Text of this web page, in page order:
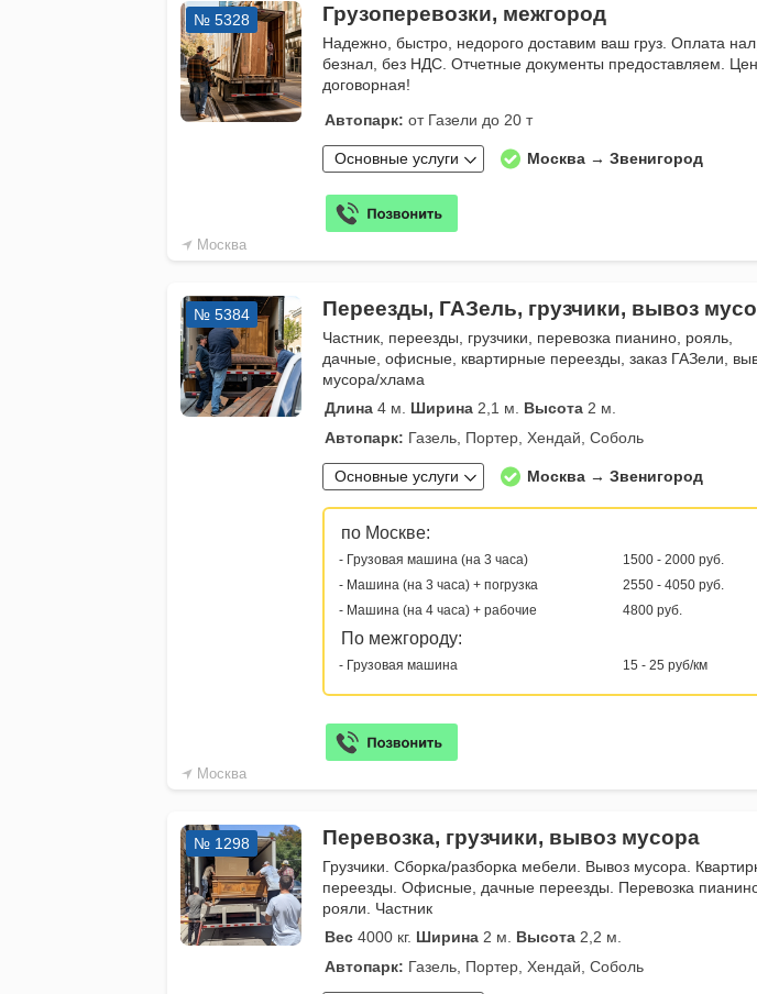
Москва
№ 5328 Грузоперевозки, межгород
Надежно, быстро, недорого доставим ваш груз. Оплата нал,
безнал, без НДС. Отчетные документы предоставляем.
договорная!
Автопарк: от Газели до 20 т
Основные услуги Москва → Звенигород
Москва
№ 5384 Переезды, ГАЗель, грузчики, вывоз
Частник, переезды, грузчики, перевозка пианино, рояль,
дачные, офисные, квартирные переезды, заказ ГАЗели,
мусора/хлама
Длина 4 м. Ширина 2,1 м. Высота 2 м.
Автопарк: Газель, Портер, Хендай, Соболь
Основные услуги Москва → Звенигород
по Москве:
- Грузовая машина (на 3 часа)
1500 - 2000 руб.
- Машина (на 3 часа) + погрузка
2550 - 4050 руб.
- Машина (на 4 часа) + рабочие
4800 руб.
По межгороду:
- Грузовая машина 15 - 25 руб/км
№ 1298 Перевозка, грузчики, вывоз мусора
Грузчики. Сборка/разборка мебели. Вывоз мусора.
переезды. Офисные, дачные переезды. Перевозка
рояли. Частник
Вес 4000 кг. Ширина 2 м. Высота 2,2 м.
Автопарк: Газель, Портер, Хендай, Соболь